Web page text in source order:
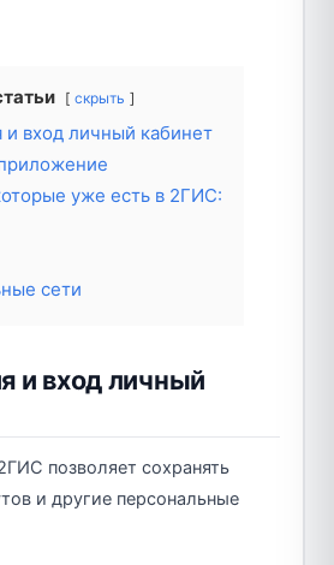
скрыть
и вход личный кабинет
уже есть в 2ГИС:
сети
и вход личный
позволяет сохранять
и другие персональные